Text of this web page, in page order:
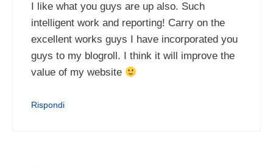
I like what you guys are up also. Such
intelligent work and reporting! Carry on the
excellent works guys I have incorporated you
guys to my blogroll. I think it will improve the
value of my website
Rispondi